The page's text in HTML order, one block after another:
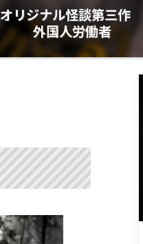
オリジナル怪談第三作
外国人労働者